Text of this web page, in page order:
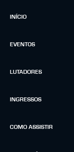
INÍCIO
EVENTOS
LUTADORES
INGRESSOS
COMO ASSISTIR